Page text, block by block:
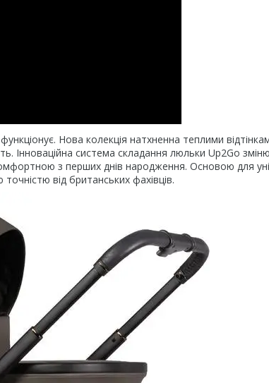
Нова колекція натхненна теплими
Інноваційна система складання люльки Up2Go
з перших днів народження. Основою для
від британських фахівців.